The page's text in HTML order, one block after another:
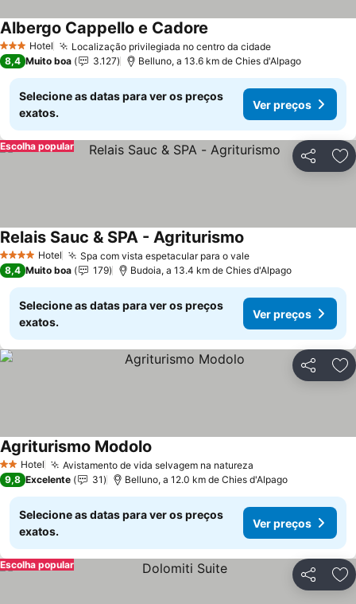
3 EstrelasHotel Localização privilegiada no centro da cidade
Albergo Cappello e Cadore
8,4 Muito boa 3.127 Belluno, a 13.6 km de Chies d'Alpago
Selecione as datas para ver os preços
exatos.
Ver preços
Partilhar
Escolha popular
4 EstrelasHotel Spa com vista espetacular para o vale
Relais Sauc & SPA - Agriturismo
8,4 Muito boa 179 Budoia, a 13.4 km de Chies d'Alpago
Selecione as datas para ver os preços
exatos.
Ver preços
Partilhar
2 Estrelas
Hotel Avistamento de vida selvagem na natureza
Agriturismo Modolo
9,8 Excelente 31 Belluno, a 12.0 km de Chies d'Alpago
Selecione as datas para ver os preços
exatos.
Ver preços
Partilhar
Escolha popular